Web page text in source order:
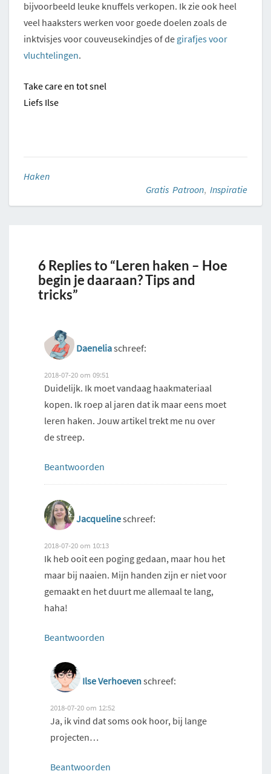
bijvoorbeeld leuke knuffels verkopen. Ik zie ook heel
veel haaksters werken voor goede doelen zoals de
inktvisjes voor couveusekindjes of de girafjes voor
vluchtelingen.
Take care en tot snel
Liefs Ilse
Haken
Gratis Patroon, Inspiratie
6 Replies to “Leren haken – Hoe
begin je daaraan? Tips and
tricks”
Daeneliaschreef:
2018-07-20 om 09:51
Duidelijk. Ik moet vandaag haakmateriaal
kopen. Ik roep al jaren dat ik maar eens moet
leren haken. Jouw artikel trekt me nu over
de streep.
Beantwoorden
Jacquelineschreef:
2018-07-20 om 10:13
Ik heb ooit een poging gedaan, maar hou het
maar bij naaien. Mijn handen zijn er niet voor
gemaakt en het duurt me allemaal te lang,
haha!
Beantwoorden
Ilse Verhoevenschreef:
2018-07-20 om 12:52
Ja, ik vind dat soms ook hoor, bij lange
projecten…
Beantwoorden